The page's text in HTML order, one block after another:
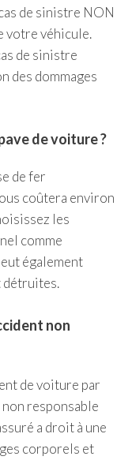
de sinistre NON
votre véhicule.
de sinistre
des dommages
de voiture ?
de fer
coûtera environ
les
comme
également
détruites.
non
de voiture par
responsable
a droit à une
corporels et